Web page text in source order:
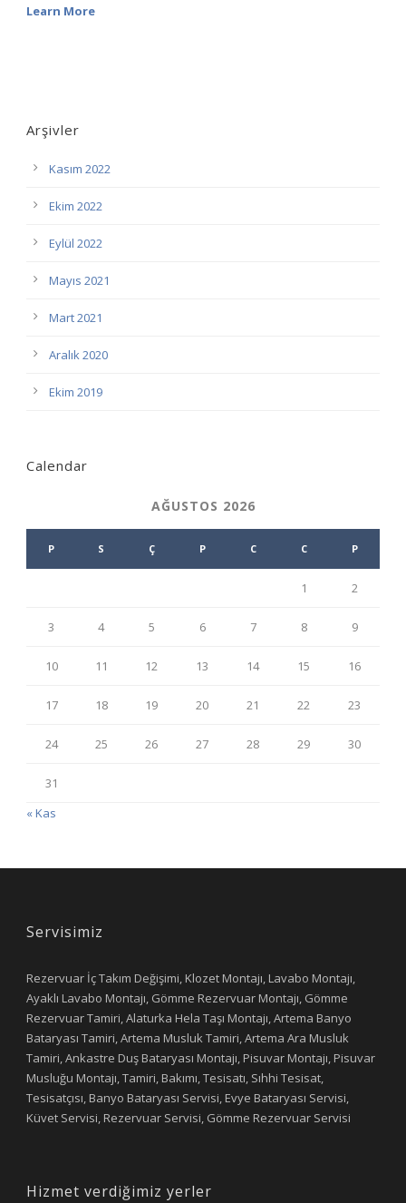
Learn More
Arşivler
Kasım 2022
Ekim 2022
Eylül 2022
Mayıs 2021
Mart 2021
Aralık 2020
Ekim 2019
Calendar
AĞUSTOS 2026
P S Ç P C C P
1 2
3 4 5 6 7 8 9
10 11 12 13 14 15 16
17 18 19 20 21 22 23
24 25 26 27 28 29 30
31
« Kas
Servisimiz
Rezervuar İç Takım Değişimi, Klozet Montajı, Lavabo Montajı,
Ayaklı Lavabo Montajı, Gömme Rezervuar Montajı, Gömme
Rezervuar Tamiri, Alaturka Hela Taşı Montajı, Artema Banyo
Bataryası Tamiri, Artema Musluk Tamiri, Artema Ara Musluk
Tamiri, Ankastre Duş Bataryası Montajı, Pisuvar Montajı, Pisuvar
Musluğu Montajı, Tamiri, Bakımı, Tesisatı, Sıhhi Tesisat,
Tesisatçısı, Banyo Bataryası Servisi, Evye Bataryası Servisi,
Küvet Servisi, Rezervuar Servisi, Gömme Rezervuar Servisi
Hizmet verdiğimiz yerler